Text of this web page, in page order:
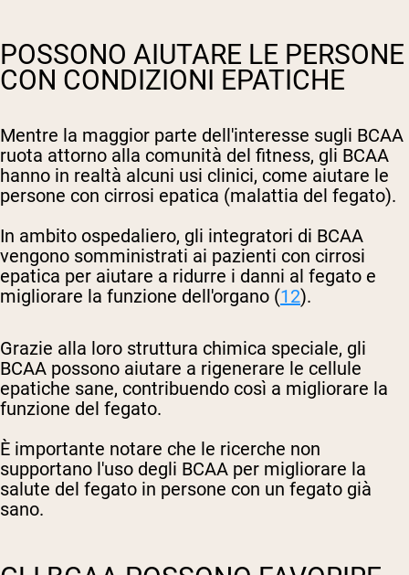
POSSONO AIUTARE LE PERSONE
CON CONDIZIONI EPATICHE
Mentre la maggior parte dell'interesse sugli BCAA
ruota attorno alla comunità del fitness, gli BCAA
hanno in realtà alcuni usi clinici, come aiutare le
persone con cirrosi epatica (malattia del fegato).
In ambito ospedaliero, gli integratori di BCAA
vengono somministrati ai pazienti con cirrosi
epatica per aiutare a ridurre i danni al fegato e
migliorare la funzione dell'organo (12).
Grazie alla loro struttura chimica speciale, gli
BCAA possono aiutare a rigenerare le cellule
epatiche sane, contribuendo così a migliorare la
funzione del fegato.
È importante notare che le ricerche non
supportano l'uso degli BCAA per migliorare la
salute del fegato in persone con un fegato già
sano.